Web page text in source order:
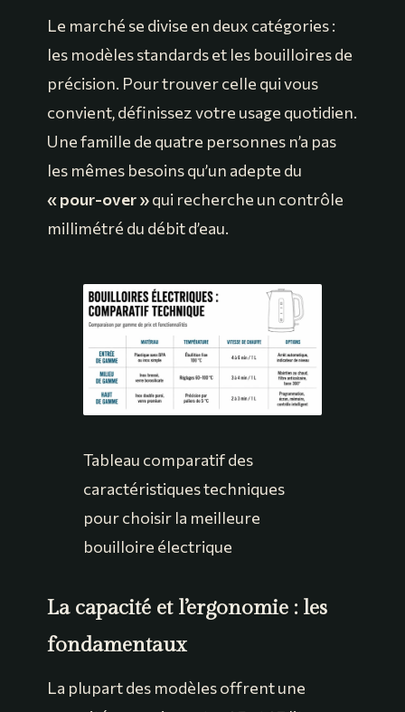
Le marché se divise en deux catégories :
les modèles standards et les bouilloires de
précision. Pour trouver celle qui vous
convient, définissez votre usage quotidien.
Une famille de quatre personnes n’a pas
les mêmes besoins qu’un adepte du
« pour-over »qui recherche un contrôle
millimétré du débit d’eau.
Tableau comparatif des
caractéristiques techniques
pour choisir la meilleure
bouilloire électrique
La capacité et l’ergonomie : les
fondamentaux
La plupart des modèles offrent une